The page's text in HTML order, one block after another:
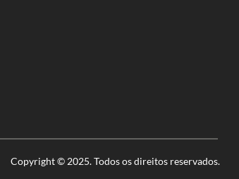
Copyright © 2025. Todos os direitos reservados.